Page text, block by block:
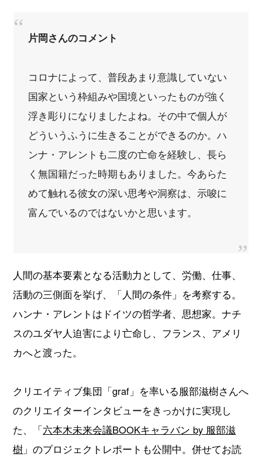
片岡さんのコメント
コロナによって、普段あまり意識していない
国家という枠組みや国境といったものが強く
浮き彫りになりましたよね。その中で個人が
どういうふうに生きることができるのか。ハ
ンナ・アレントも二度の亡命を経験し、長ら
く無国籍だった時期もありました。今あらた
めて触れる彼女の深い思考や洞察は、示唆に
富んでいるのではないかと思います。
人間の基本要素となる活動力として、労働、仕事、
活動の三側面を挙げ、「人間の条件」を考察する。
ハンナ・アレントはドイツの哲学者、思想家。ナチ
スのユダヤ人迫害により亡命し、フランス、アメリ
カへと渡った。
クリエイティブ集団「graf」を率いる服部滋樹さんへ
のクリエイターインタビューをきっかけに実現し
た、「六本木未来会議BOOKキャラバン by 服部滋
樹 」のプロジェクトレポートも公開中。併せてお読